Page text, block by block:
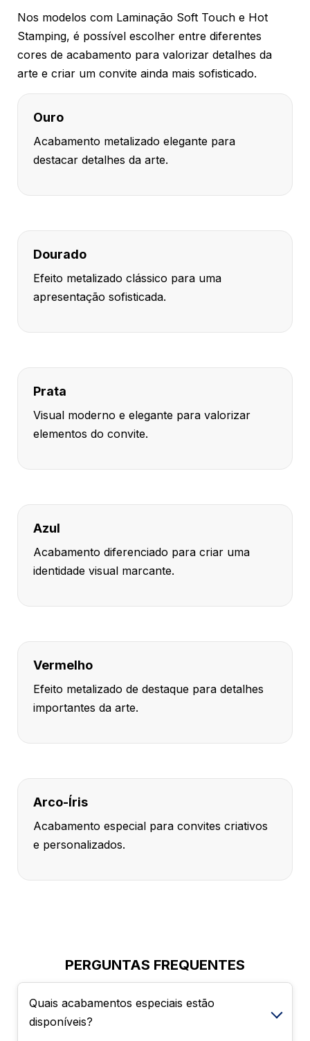
Nos modelos com Laminação Soft Touch e Hot
Stamping, é possível escolher entre diferentes
cores de acabamento para valorizar detalhes da
arte e criar um convite ainda mais sofisticado.
Ouro
Acabamento metalizado elegante para
destacar detalhes da arte.
Dourado
Efeito metalizado clássico para uma
apresentação sofisticada.
Prata
Visual moderno e elegante para valorizar
elementos do convite.
Azul
Acabamento diferenciado para criar uma
identidade visual marcante.
Vermelho
Efeito metalizado de destaque para detalhes
importantes da arte.
Arco-Íris
Acabamento especial para convites criativos
e personalizados.
PERGUNTAS FREQUENTES
Quais acabamentos especiais estão
disponíveis?